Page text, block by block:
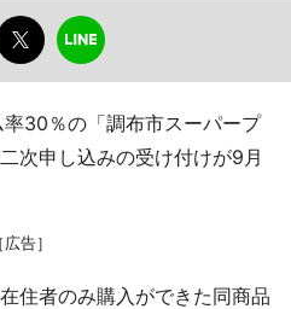
30％の「調布市スーパープ
次申し込みの受け付けが9月
［広告］
住者のみ購入ができた同商品